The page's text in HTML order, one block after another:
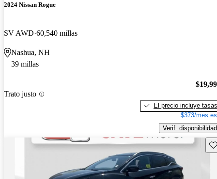
2024 Nissan Rogue
SV AWD 60,540 millas
Nashua, NH
39 millas
Trato justo
El precio incluye tasas
$373/mes
Verif. disponibilidad